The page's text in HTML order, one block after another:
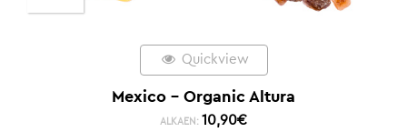
Quickview
Mexico – Organic Altura
ALKAEN: 10,90€